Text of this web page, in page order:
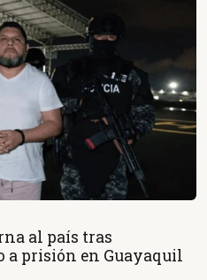
al país tras
a prisión en Guayaquil